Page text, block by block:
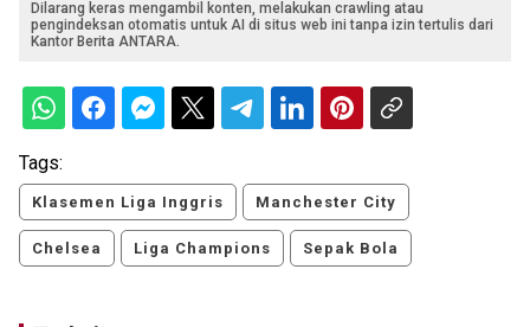
Dilarang keras mengambil konten, melakukan crawling atau
pengindeksan otomatis untuk AI di situs web ini tanpa izin tertulis dari
Kantor Berita ANTARA.
Tags:
Klasemen Liga Inggris Manchester City
Chelsea Liga Champions Sepak Bola